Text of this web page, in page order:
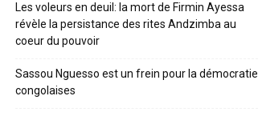
Les voleurs en deuil: la mort de Firmin Ayessa
révèle la persistance des rites Andzimba au
coeur du pouvoir
Sassou Nguesso est un frein pour la démocratie
congolaises